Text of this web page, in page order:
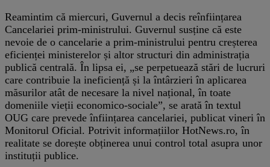
Reamintim că miercuri, Guvernul a decis reînființarea
Cancelariei prim-ministrului. Guvernul susține că este
nevoie de o cancelarie a prim-ministrului pentru creșterea
eficienței ministerelor și altor structuri din administrația
publică centrală. În lipsa ei, „se perpetuează stări de lucruri
care contribuie la ineficiență și la întârzieri în aplicarea
măsurilor atât de necesare la nivel național, în toate
domeniile vieții economico-sociale”, se arată în textul
OUG care prevede înființarea cancelariei, publicat vineri în
Monitorul Oficial. Potrivit informațiilor HotNews.ro, în
realitate se dorește obținerea unui control total asupra unor
instituții publice.